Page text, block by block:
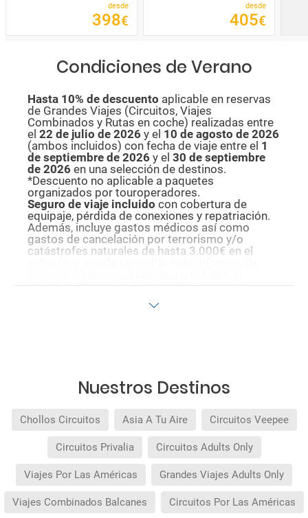
desde
398€
desde
405€
Condiciones de Verano
Hasta 10% de descuento aplicable en reservas
de Grandes Viajes (Circuitos, Viajes
Combinados y Rutas en coche) realizadas entre
el 22 de julio de 2026 y el 10 de agosto de 2026
(ambos incluidos) con fecha de viaje entre el 1
de septiembre de 2026 y el 30 de septiembre
de 2026 en una selección de destinos.
*Descuento no aplicable a paquetes
organizados por touroperadores.
Seguro de viaje incluido con cobertura de
equipaje, pérdida de conexiones y repatriación.
Además, incluye gastos médicos así como
gastos de cancelación por terrorismo y/o
catástrofes naturales de hasta 3.000€ en el
si quiere reforzar esta asistencia tiene que
Quedan excluidos los productos de terceros de
esta promoción.Nuestros Destinos
Chollos Circuitos Asia A Tu Aire Circuitos Veepee
Circuitos Privalia Circuitos Adults Only
Viajes Por Las Américas Grandes Viajes Adults Only
Viajes Combinados Balcanes Circuitos Por Las Américas